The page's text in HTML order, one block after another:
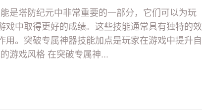
是塔防纪元中非常重要的一部分，它们可以为玩
戏中取得更好的成绩。这些技能通常具有独特的效
用。突破专属神器技能加点是玩家在游戏中提升自
游戏风格 在突破专属神...